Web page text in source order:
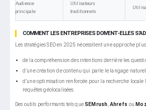
Audience
principale
Utilisateurs
traditionnels
COMMENT LES ENTREPRISES DOIVENT-ELLES
Les stratégies SEO en 2025 nécessitent une approche
de la compréhension des intentions derrière les
d’une création de contenu qui parle le langage
d’une optimisation renforcée pour la recherche locale
requêtes géolocalisées.
Des outils performants tels queSEMrush Ahrefs ou Moz